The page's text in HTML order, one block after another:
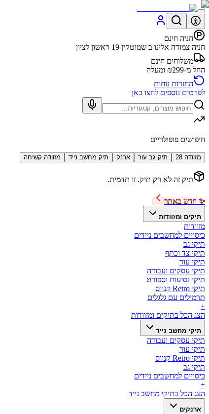
חניה חינם
חניה צמודה אלינו ב שמוטקין 19 ראשון לציון
משלוחים חינם
החל מ-₪299 ומעלה
החזרות נוחות
לפרטים נוספים לחצו כאן
חיפושים פופולריים
מזוודה 28 תיק גב עור ארנק תיק מחשב נייד מזוודה קשיחה
תיק זה לא רק תיק. זו תדמית.
✨ חדש באתר
תיקים ומזוודות
מזוודות
כיסויים למחשבים ניידים
תיקי גב
תיקי צד וכתף
תיקי עור
תיקי עסקים ועבודה
תיקי נסיעות וספורט
תיקי Retro קנווס
תרמילים עם גלגלים
+
הצג הכל בתיקים ומזוודות
תיקי מחשב נייד
תיקי עסקים ועבודה
תיקי עור
תיקי Retro קנווס
תיקי גב
כיסויים למחשבים ניידים
+
הצג הכל בתיקי מחשב נייד
ארנקים